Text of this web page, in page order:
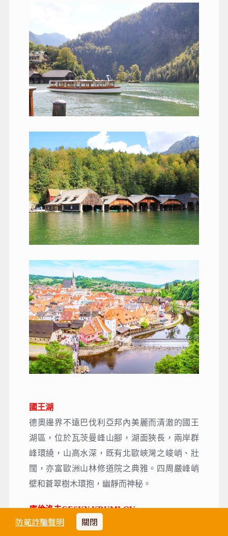
防範詐騙聲明 關閉
國王湖
德奧邊界不遠巴伐利亞邦內美麗而清澈的國王
湖區，位於瓦茨曼峰山腳，湖面狹長，兩岸群
峰環繞，山高水深，既有北歐峽灣之峻峭、壯
闊，亦富歐洲山林修道院之典雅。四周嚴峰峭
壁和蒼翠樹木環抱，幽靜而神秘。
庫倫洛夫CESKY KRUMLOV
聯合國教科文組織認定的受保護古城，有歐洲